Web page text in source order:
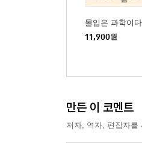
몰입은 과학이다
11,900원
만든 이 코멘트
저자, 역자, 편집자를